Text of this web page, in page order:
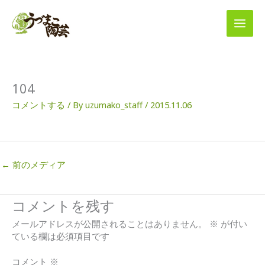
104
コメントする / Byuzumako_staff/ 2015.11.06
← 前のメディア
コメントを残す
メールアドレスが公開されることはありません。 ※ が付い
ている欄は必須項目です
コメント ※